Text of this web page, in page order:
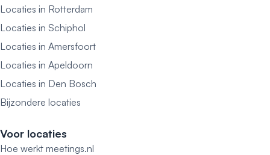
Locaties in Rotterdam
Locaties in Schiphol
Locaties in Amersfoort
Locaties in Apeldoorn
Locaties in Den Bosch
Bijzondere locaties
Voor locaties
Hoe werkt meetings.nl